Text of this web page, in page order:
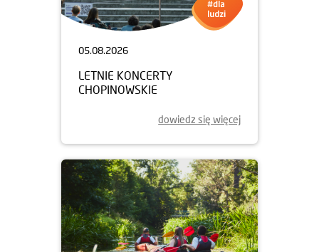
05.08.2026
LETNIE KONCERTY
CHOPINOWSKIE
dowiedz się więcej